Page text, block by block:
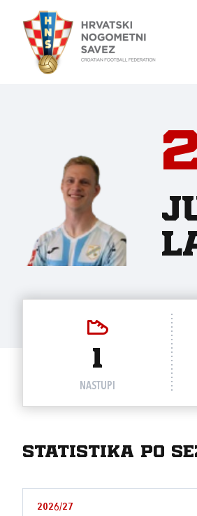
1
NASTUPI
Statistika po
2026/27